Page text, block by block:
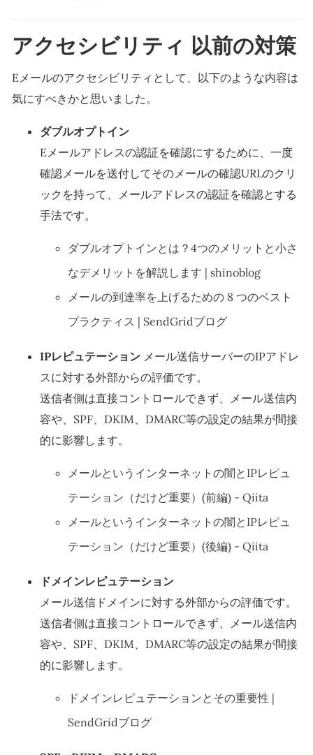
アクセシビリティ 以前の対策
Eメールのアクセシビリティとして、以下のような内容は
気にすべきかと思いました。
ダブルオプトイン
Eメールアドレスの認証を確認にするために、一度
確認メールを送付してそのメールの確認URLのクリ
ックを持って、メールアドレスの認証を確認とする
手法です。
ダブルオプトインとは？4つのメリットと小さ
なデメリットを解説します | shinoblog
メールの到達率を上げるための 8 つのベスト
プラクティス | SendGridブログ
IPレピュテーション メール送信サーバーのIPアドレ
スに対する外部からの評価です。
送信者側は直接コントロールできず、メール送信内
容や、SPF、DKIM、DMARC等の設定の結果が間接
的に影響します。
メールというインターネットの闇とIPレピュ
テーション（だけど重要）(前編) - Qiita
メールというインターネットの闇とIPレピュ
テーション（だけど重要）(後編) - Qiita
ドメインレピュテーション
メール送信ドメインに対する外部からの評価です。
送信者側は直接コントロールできず、メール送信内
容や、SPF、DKIM、DMARC等の設定の結果が間接
的に影響します。
ドメインレピュテーションとその重要性 |
SendGridブログ